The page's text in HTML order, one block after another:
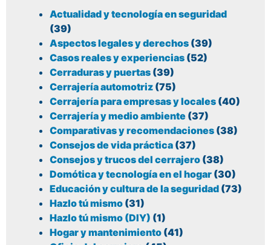
Actualidad y tecnología en seguridad
(39)
Aspectos legales y derechos (39)
Casos reales y experiencias (52)
Cerraduras y puertas (39)
Cerrajería automotriz (75)
Cerrajería para empresas y locales (40)
Cerrajería y medio ambiente (37)
Comparativas y recomendaciones (38)
Consejos de vida práctica (37)
Consejos y trucos del cerrajero (38)
Domótica y tecnología en el hogar (30)
Educación y cultura de la seguridad (73)
Hazlo tú mismo (31)
Hazlo tú mismo (DIY) (1)
Hogar y mantenimiento (41)